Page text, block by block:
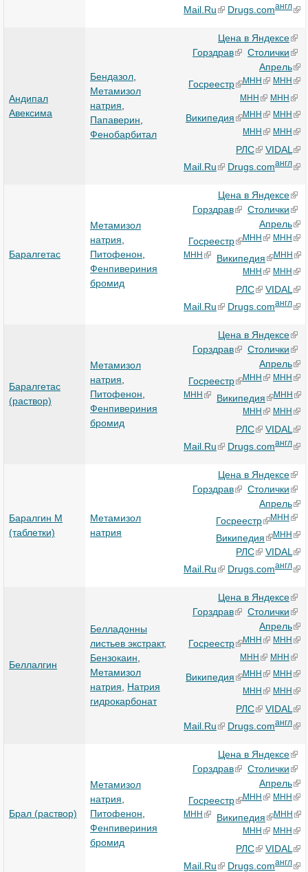
Mail.Ru Drugs.comангл
Андипал
Авексима
Бендазол
Метамизол
натрия
Папаверин
Фенобарбитал
Цена в Яндексе
Горздрав
Столички
Апрель
Госреестр
МНН
МНН
МНН
МНН
Википедия МНН
МНН
МНН
МНН
РЛС
VIDAL
Mail.Ru
Drugs.comангл
Баралгетас
Метамизол
натрия
Питофенон
Фенпивериния
бромид
Цена в Яндексе
Горздрав
Столички
Апрель
Госреестр
МНН
МНН
МНН
Википедия
МНН
МНН
МНН
РЛС
VIDAL
Mail.Ru
Drugs.comангл
Баралгетас
(раствор)
Метамизол
натрия
Питофенон
Фенпивериния
бромид
Цена в Яндексе
Горздрав
Столички
Апрель
Госреестр
МНН
МНН
МНН
Википедия
МНН
МНН
МНН
РЛС
VIDAL
Mail.Ru
Drugs.comангл
Баралгин М
(таблетки)
Метамизол
натрия
Цена в Яндексе
Горздрав
Столички
Апрель
Госреестр
МНН
Википедия МНН
РЛС
VIDAL
Mail.Ru
Drugs.comангл
Беллалгин
Белладонны
листьев экстракт,
Бензокаин
Метамизол
натрия
Натрия
гидрокарбонат
Цена в Яндексе
Горздрав
Столички
Апрель
Госреестр
МНН
МНН
МНН
МНН
Википедия МНН
МНН
МНН
МНН
РЛС
VIDAL
Mail.Ru
Drugs.comангл
Брал (раствор)
Метамизол
натрия
Питофенон
Фенпивериния
бромид
Цена в Яндексе
Горздрав
Столички
Апрель
Госреестр
МНН
МНН
МНН
Википедия
МНН
МНН
МНН
РЛС
VIDAL
Mail.Ru
Drugs.comангл